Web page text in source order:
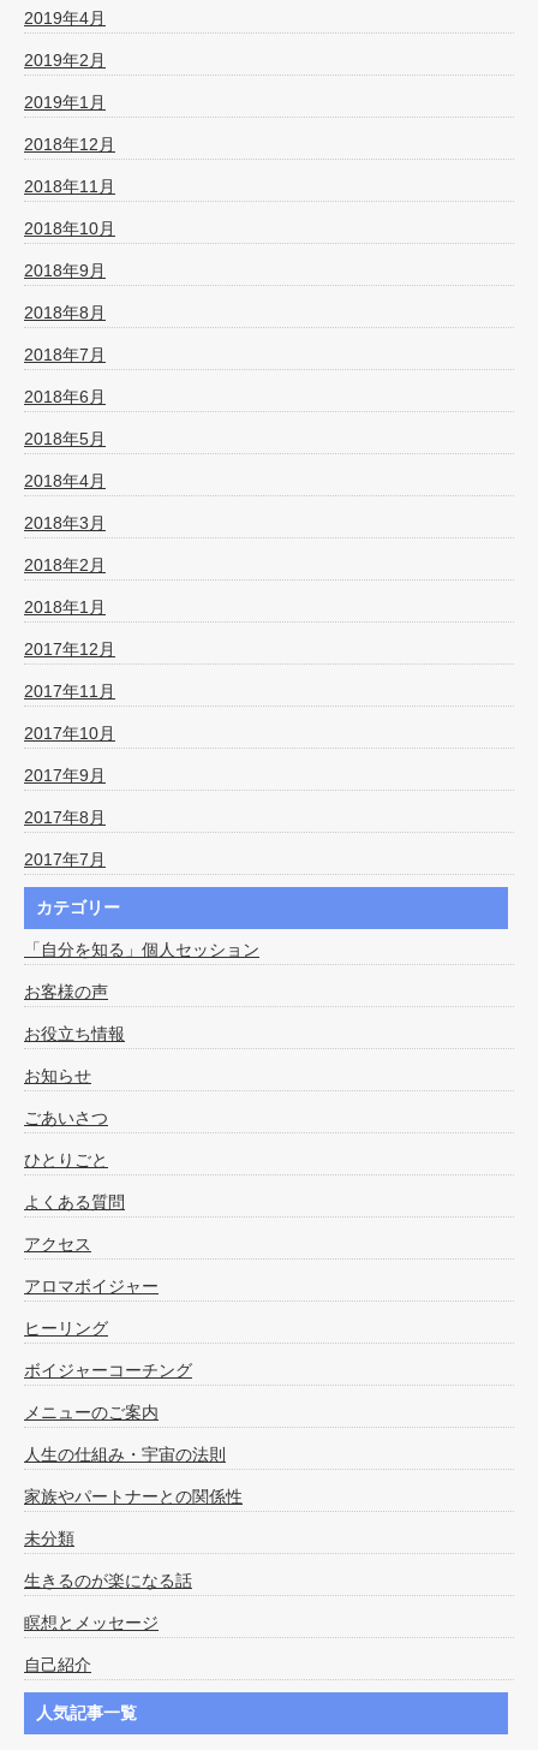
2019年4月
2019年2月
2019年1月
2018年12月
2018年11月
2018年10月
2018年9月
2018年8月
2018年7月
2018年6月
2018年5月
2018年4月
2018年3月
2018年2月
2018年1月
2017年12月
2017年11月
2017年10月
2017年9月
2017年8月
2017年7月
カテゴリー
「自分を知る」個人セッション
お客様の声
お役立ち情報
お知らせ
ごあいさつ
ひとりごと
よくある質問
アクセス
アロマボイジャー
ヒーリング
ボイジャーコーチング
メニューのご案内
人生の仕組み・宇宙の法則
家族やパートナーとの関係性
未分類
生きるのが楽になる話
瞑想とメッセージ
自己紹介
人気記事一覧